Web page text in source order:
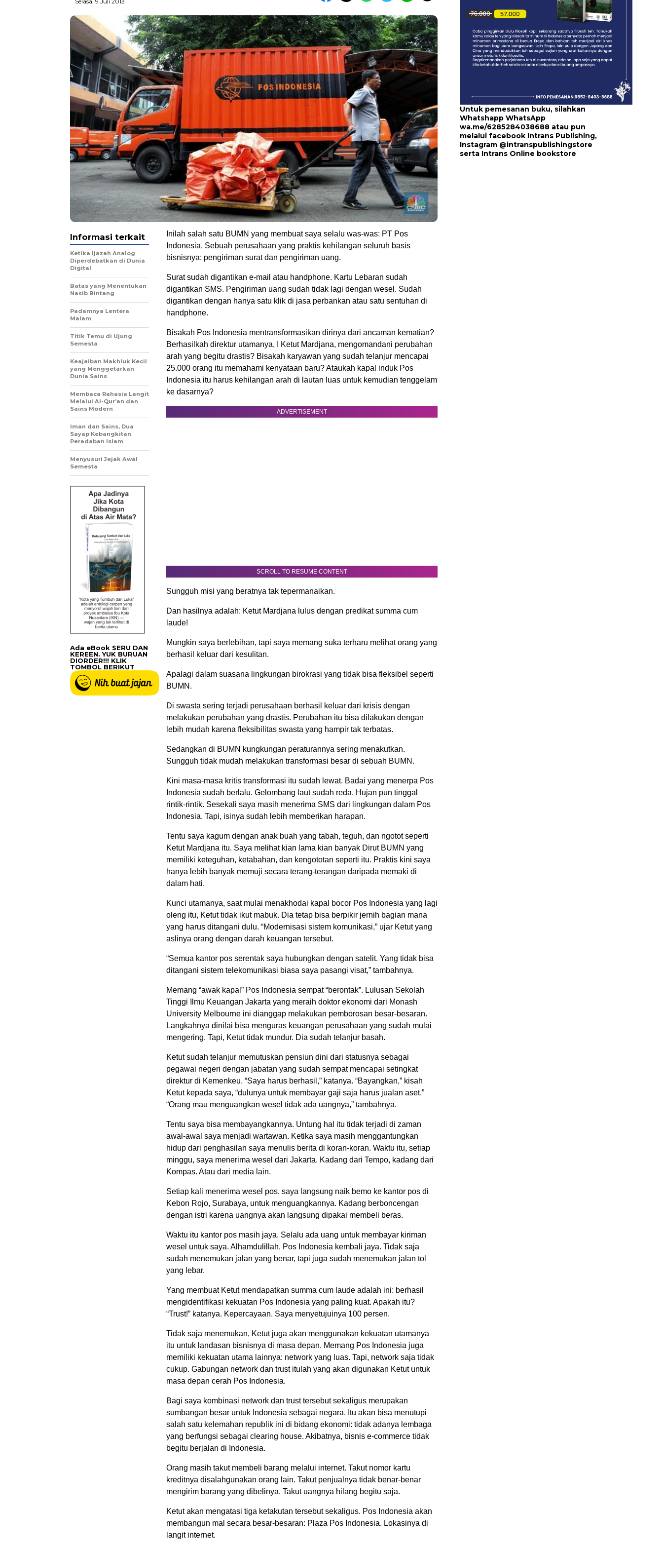
Inilah salah satu BUMN yang membuat saya selalu was-was: PT Pos
Indonesia. Sebuah perusahaan yang praktis kehilangan seluruh basis
bisnisnya: pengiriman surat dan pengiriman uang.
Surat sudah digantikan e-mail atau handphone. Kartu Lebaran sudah
digantikan SMS. Pengiriman uang sudah tidak lagi dengan wesel. Sudah
digantikan dengan hanya satu klik di jasa perbankan atau satu sentuhan di
handphone.
Bisakah Pos Indonesia mentransformasikan dirinya dari ancaman kematian?
Berhasilkah direktur utamanya, I Ketut Mardjana, mengomandani perubahan
arah yang begitu drastis? Bisakah karyawan yang sudah telanjur mencapai
25.000 orang itu memahami kenyataan baru? Ataukah kapal induk Pos
Indonesia itu harus kehilangan arah di lautan luas untuk kemudian tenggelam
ke dasarnya?
ADVERTISEMENT
SCROLL TO RESUME CONTENT
Sungguh misi yang beratnya tak tepermanaikan.
Dan hasilnya adalah: Ketut Mardjana lulus dengan predikat summa cum
laude!
Mungkin saya berlebihan, tapi saya memang suka terharu melihat orang yang
berhasil keluar dari kesulitan.
Apalagi dalam suasana lingkungan birokrasi yang tidak bisa fleksibel seperti
BUMN.
Di swasta sering terjadi perusahaan berhasil keluar dari krisis dengan
melakukan perubahan yang drastis. Perubahan itu bisa dilakukan dengan
lebih mudah karena fleksibilitas swasta yang hampir tak terbatas.
Sedangkan di BUMN kungkungan peraturannya sering menakutkan.
Sungguh tidak mudah melakukan transformasi besar di sebuah BUMN.
Kini masa-masa kritis transformasi itu sudah lewat. Badai yang menerpa Pos
Indonesia sudah berlalu. Gelombang laut sudah reda. Hujan pun tinggal
rintik-rintik. Sesekali saya masih menerima SMS dari lingkungan dalam Pos
Indonesia. Tapi, isinya sudah lebih memberikan harapan.
Tentu saya kagum dengan anak buah yang tabah, teguh, dan ngotot seperti
Ketut Mardjana itu. Saya melihat kian lama kian banyak Dirut BUMN yang
memiliki keteguhan, ketabahan, dan kengototan seperti itu. Praktis kini saya
hanya lebih banyak memuji secara terang-terangan daripada memaki di
dalam hati.
Kunci utamanya, saat mulai menakhodai kapal bocor Pos Indonesia yang lagi
oleng itu, Ketut tidak ikut mabuk. Dia tetap bisa berpikir jernih bagian mana
yang harus ditangani dulu. “Modernisasi sistem komunikasi,” ujar Ketut yang
aslinya orang dengan darah keuangan tersebut.
“Semua kantor pos serentak saya hubungkan dengan satelit. Yang tidak bisa
ditangani sistem telekomunikasi biasa saya pasangi visat,” tambahnya.
Memang “awak kapal” Pos Indonesia sempat “berontak”. Lulusan Sekolah
Tinggi Ilmu Keuangan Jakarta yang meraih doktor ekonomi dari Monash
University Melbourne ini dianggap melakukan pemborosan besar-besaran.
Langkahnya dinilai bisa menguras keuangan perusahaan yang sudah mulai
mengering. Tapi, Ketut tidak mundur. Dia sudah telanjur basah.
Ketut sudah telanjur memutuskan pensiun dini dari statusnya sebagai
pegawai negeri dengan jabatan yang sudah sempat mencapai setingkat
direktur di Kemenkeu. “Saya harus berhasil,” katanya. “Bayangkan,” kisah
Ketut kepada saya, “dulunya untuk membayar gaji saja harus jualan aset.”
“Orang mau menguangkan wesel tidak ada uangnya,” tambahnya.
Tentu saya bisa membayangkannya. Untung hal itu tidak terjadi di zaman
awal-awal saya menjadi wartawan. Ketika saya masih menggantungkan
hidup dari penghasilan saya menulis berita di koran-koran. Waktu itu, setiap
minggu, saya menerima wesel dari Jakarta. Kadang dari Tempo, kadang dari
Kompas. Atau dari media lain.
Setiap kali menerima wesel pos, saya langsung naik bemo ke kantor pos di
Kebon Rojo, Surabaya, untuk menguangkannya. Kadang berboncengan
dengan istri karena uangnya akan langsung dipakai membeli beras.
Waktu itu kantor pos masih jaya. Selalu ada uang untuk membayar kiriman
wesel untuk saya. Alhamdulillah, Pos Indonesia kembali jaya. Tidak saja
sudah menemukan jalan yang benar, tapi juga sudah menemukan jalan tol
yang lebar.
Yang membuat Ketut mendapatkan summa cum laude adalah ini: berhasil
mengidentifikasi kekuatan Pos Indonesia yang paling kuat. Apakah itu?
“Trust!” katanya. Kepercayaan. Saya menyetujuinya 100 persen.
Tidak saja menemukan, Ketut juga akan menggunakan kekuatan utamanya
itu untuk landasan bisnisnya di masa depan. Memang Pos Indonesia juga
memiliki kekuatan utama lainnya: network yang luas. Tapi, network saja tidak
cukup. Gabungan network dan trust itulah yang akan digunakan Ketut untuk
masa depan cerah Pos Indonesia.
Bagi saya kombinasi network dan trust tersebut sekaligus merupakan
sumbangan besar untuk Indonesia sebagai negara. Itu akan bisa menutupi
salah satu kelemahan republik ini di bidang ekonomi: tidak adanya lembaga
yang berfungsi sebagai clearing house. Akibatnya, bisnis e-commerce tidak
begitu berjalan di Indonesia.
Orang masih takut membeli barang melalui internet. Takut nomor kartu
kreditnya disalahgunakan orang lain. Takut penjualnya tidak benar-benar
mengirim barang yang dibelinya. Takut uangnya hilang begitu saja.
Ketut akan mengatasi tiga ketakutan tersebut sekaligus. Pos Indonesia akan
membangun mal secara besar-besaran: Plaza Pos Indonesia. Lokasinya di
langit internet.
Informasi terkait
Ketika Ijazah Analog
Diperdebatkan di Dunia
Digital
Batas yang Menentukan
Nasib Bintang
Padamnya Lentera
Malam
Titik Temu di Ujung
Semesta
Keajaiban Makhluk Kecil
yang Menggetarkan
Dunia Sains
Membaca Rahasia Langit
Melalui Al-Qur’an dan
Sains Modern
Iman dan Sains, Dua
Sayap Kebangkitan
Peradaban Islam
Menyusuri Jejak Awal
Semesta
Ada eBook SERU DAN
KEREEN. YUK BURUAN
DIORDER!!! KLIK
TOMBOL BERIKUT
Untuk pemesanan buku, silahkan
Whatshapp WhatsApp
wa.me/6285284038688 atau pun
melalui facebook Intrans Publishing,
Instagram @intranspublishingstore
serta Intrans Online bookstore